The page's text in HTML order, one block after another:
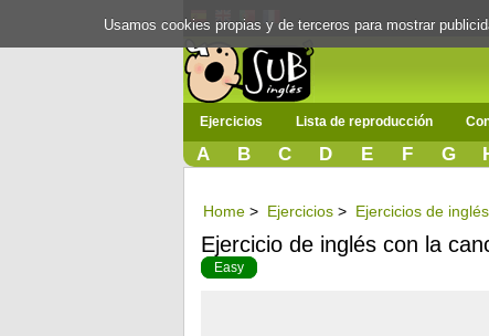
Ejercicios Lista de reproducción
A B C D E F G
Home > Ejercicios > Ejercicios de
Ejercicio de inglés con la
Easy
Usamos cookies propias y de terceros para mostrar